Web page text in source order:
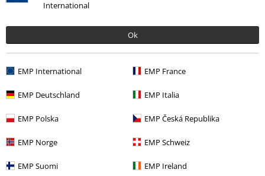
International
Ok
EMP International EMP France
EMP Deutschland EMP Italia
EMP Polska EMP Česká Republika
EMP Norge EMP Schweiz
EMP Suomi EMP Ireland
More categories. More options.